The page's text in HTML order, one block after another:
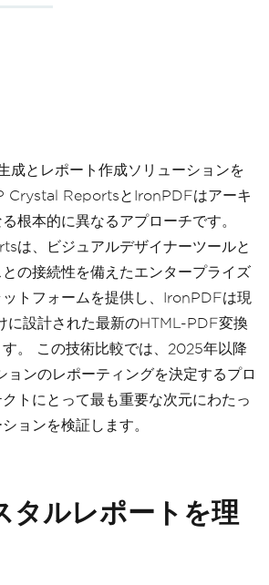
成とレポート作成ソリューションを
Crystal ReportsとIronPDFはアーキ
根本的に異なるアプローチです。
は、ビジュアルデザイナーツールと
の接続性を備えたエンタープライズ
トフォームを提供し、IronPDFは現
に設計された最新のHTML-PDF変換
。 この技術比較では、2025年以降
ョンのレポーティングを決定するプロ
トにとって最も重要な次元にわたっ
ョンを検証します。
タルレポートを理